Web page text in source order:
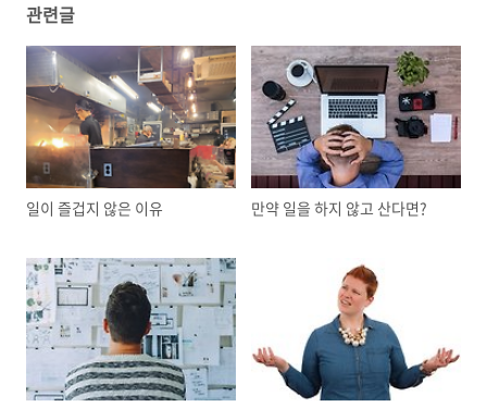
관련글
일이 즐겁지 않은 이유 만약 일을 하지 않고 산다면?